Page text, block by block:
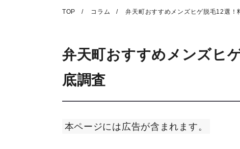
TOP コラム 弁天町おすすめメンズヒゲ脱毛12選
弁天町おすすめメンズヒ
底調査
本ページには広告が含まれます。